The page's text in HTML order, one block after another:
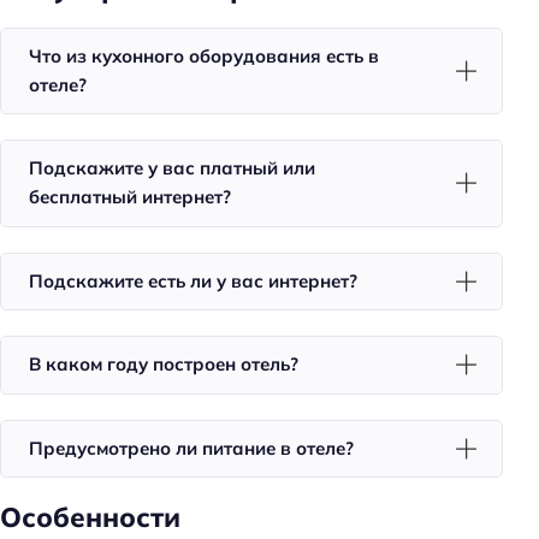
Чай/кофе в номерах
Номера для некурящих
Номера для курящих
Тапочки
Утюг
Холодильник
Фен
Номера со звукоизоляцией
Уборка
Питание
Кафе
Что из кухонного оборудования есть в
отеле?
Подскажите у вас платный или
бесплатный интернет?
Подскажите есть ли у вас интернет?
В каком году построен отель?
Предусмотрено ли питание в отеле?
Особенности